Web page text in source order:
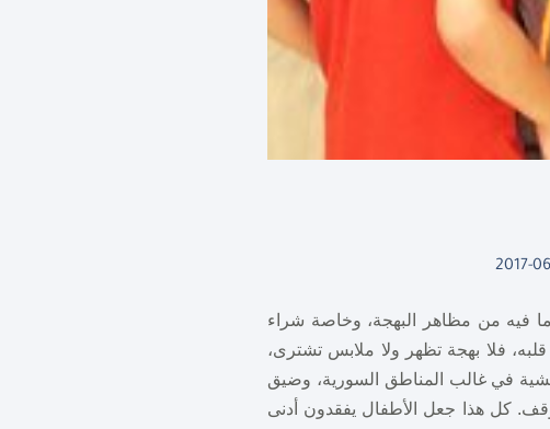
2017-
فيه من مظاهر البهجة، وخاصة شراء
فلا بهجة تظهر ولا ملابس تشترى،
في غالب المناطق السورية، وضيق
كل هذا جعل الأطفال يفقدون أدنى